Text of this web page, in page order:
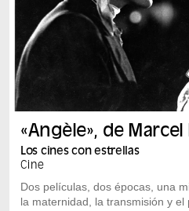
Saint-Laurent (por el lado de
«Angèle», de
Los cines con estrellas
Cine
Dos películas, dos épocas, una
la maternidad, la transmisión y